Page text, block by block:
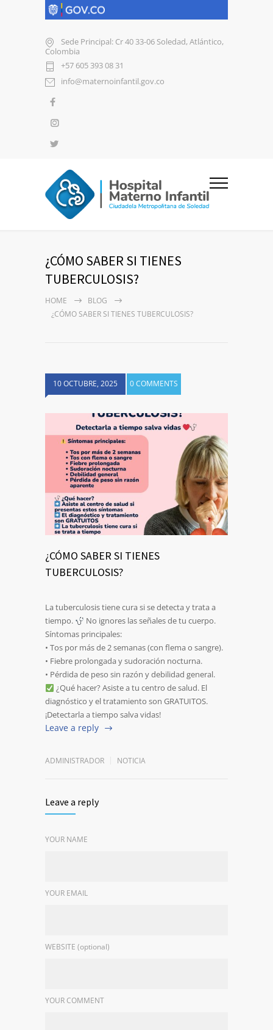
Sede Principal: Cr 40 33-06 Soledad, Atlántico,
Colombia
+57 605 393 08 31
info@maternoinfantil.gov.co
¿CÓMO SABER SI TIENES
TUBERCULOSIS?
HOME
BLOG
¿CÓMO SABER SI TIENES TUBERCULOSIS?
10 OCTUBRE, 2025 0 COMMENTS
¿CÓMO SABER SI TIENES
TUBERCULOSIS?
La tuberculosis tiene cura si se detecta y trata a
tiempo.
No ignores las señales de tu cuerpo.
Síntomas principales:
•⁠ ⁠Tos por más de 2 semanas (con flema o sangre).
•⁠ ⁠Fiebre prolongada y sudoración nocturna.
•⁠ ⁠Pérdida de peso sin razón y debilidad general.
¿Qué hacer? Asiste a tu centro de salud. El
diagnóstico y el tratamiento son GRATUITOS.
¡Detectarla a tiempo salva vidas!
Leave a reply
ADMINISTRADOR NOTICIA
Leave a reply
YOUR NAME
YOUR EMAIL
WEBSITE (optional)
YOUR COMMENT